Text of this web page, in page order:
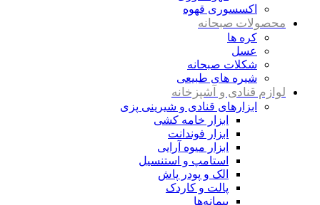
اکسسوری قهوه
محصولات صبحانه
کره ها
عسل
شکلات صبحانه
شیره های طبیعی
لوازم قنادی و آشپزخانه
ابزارهای قنادی و شیرینی پزی
ابزار خامه کشی
ابزار فوندانت
ابزار میوه آرایی
استامپ و استنسیل
الک و پودر پاش
پالت و کاردک
پیمانه‌ها